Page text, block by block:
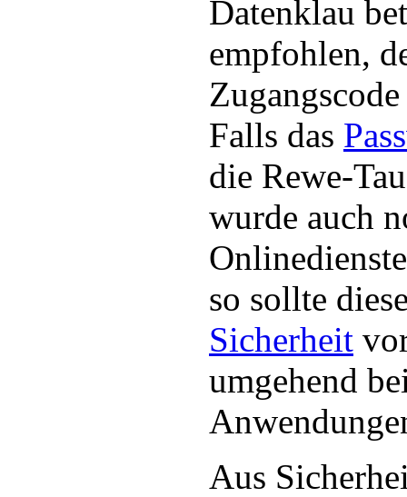
Datenklau
empfohlen,
Falls das
die Rewe-
wurde auch
so sollte
Sicherheit
umgehend
Aus